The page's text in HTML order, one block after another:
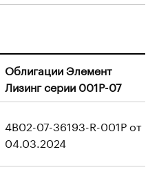
Облигации Элемент
Лизинг серии 001P-07
4B02-07-36193-R-001P от
04.03.2024